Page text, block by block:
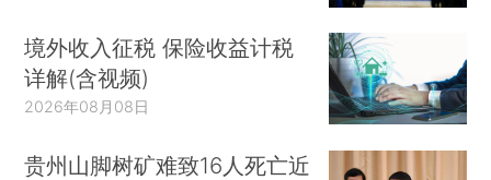
境外收入征税 保险收益计税
详解(含视频)
2026年08月08日
贵州山脚树矿难致16人死亡近